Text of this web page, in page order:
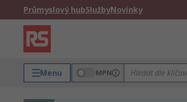
Průmyslový hubSlužbyNovinky
Menu MPN